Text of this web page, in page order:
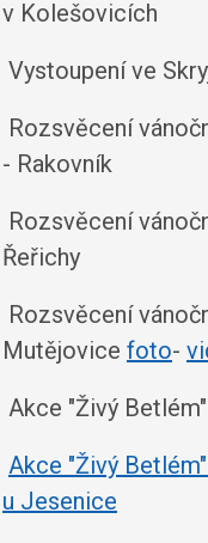
v Kolešovicích
Vystoupení ve
Rozsvěcení
- Rakovník
Rozsvěcení
Řeřichy
Rozsvěcení
Mutějovice foto-
Akce "Živý
Akce "Živý
u Jesenice